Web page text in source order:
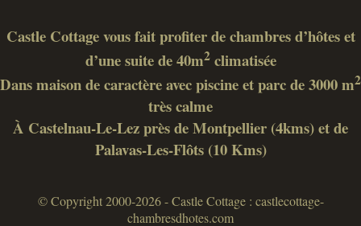
Castle Cottage vous fait profiter de chambres d’hôtes et
d’une suite de 40m2climatisée
Dans maison de caractère avec piscine et parc de 3000 m2
très calme
À Castelnau-Le-Lez près de Montpellier (4kms) et de
Palavas-Les-Flôts (10 Kms)
© Copyright 2000-2026 - Castle Cottage : castlecottage-
chambresdhotes.com